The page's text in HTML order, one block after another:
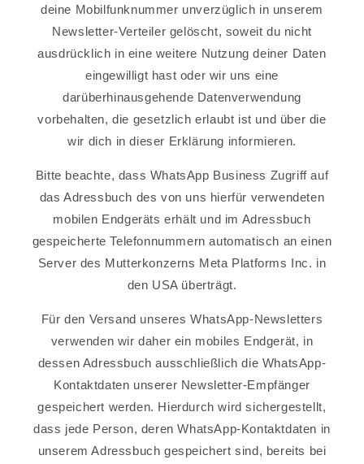
deine Mobilfunknummer unverzüglich in unserem
Newsletter-Verteiler gelöscht, soweit du nicht
ausdrücklich in eine weitere Nutzung deiner Daten
eingewilligt hast oder wir uns eine
darüberhinausgehende Datenverwendung
vorbehalten, die gesetzlich erlaubt ist und über die
wir dich in dieser Erklärung informieren.
Bitte beachte, dass WhatsApp Business Zugriff auf
das Adressbuch des von uns hierfür verwendeten
mobilen Endgeräts erhält und im Adressbuch
gespeicherte Telefonnummern automatisch an einen
Server des Mutterkonzerns Meta Platforms Inc. in
den USA überträgt.
Für den Versand unseres WhatsApp-Newsletters
verwenden wir daher ein mobiles Endgerät, in
dessen Adressbuch ausschließlich die WhatsApp-
Kontaktdaten unserer Newsletter-Empfänger
gespeichert werden. Hierdurch wird sichergestellt,
dass jede Person, deren WhatsApp-Kontaktdaten in
unserem Adressbuch gespeichert sind, bereits bei